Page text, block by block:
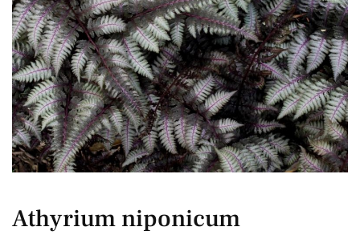
Athyrium niponicum